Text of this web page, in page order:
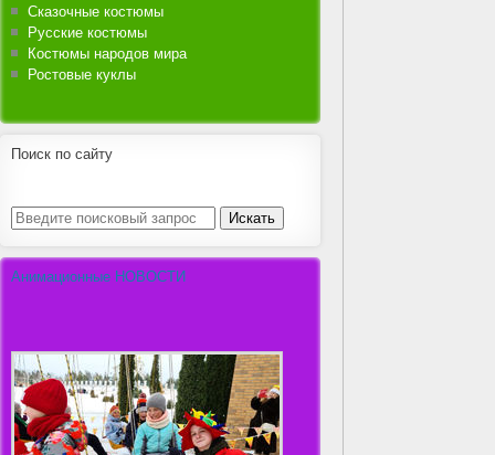
Сказочные костюмы
Русские костюмы
Костюмы народов мира
Ростовые куклы
Поиск по сайту
Анимационные НОВОСТИ